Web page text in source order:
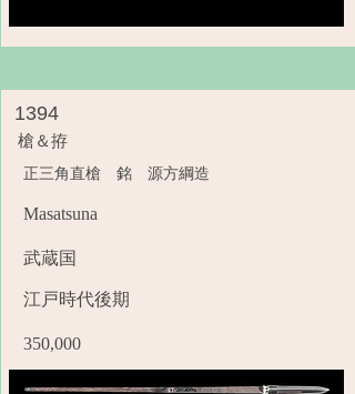
1394
槍＆拵
正三角直槍 銘 源方綱造
Masatsuna
武蔵国
江戸時代後期
350,000